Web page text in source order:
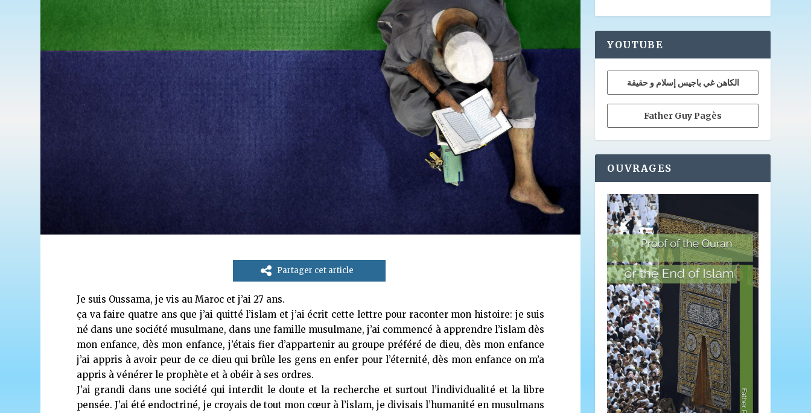
Partager cet article
Je suis Oussama, je vis au Maroc et j’ai 27 ans.
ça va faire quatre ans que j’ai quitté l’islam et j’ai écrit cette lettre pour raconter mon histoire: je suis
né dans une société musulmane, dans une famille musulmane, j’ai commencé à apprendre l’islam dès
mon enfance, dès mon enfance, j’étais fier d’appartenir au groupe préféré de dieu, dès mon enfance
j’ai appris à avoir peur de ce dieu qui brûle les gens en enfer pour l’éternité, dès mon enfance on m’a
appris à vénérer le prophète et à obéir à ses ordres.
J’ai grandi dans une société qui interdit le doute et la recherche et surtout l’individualité et la libre
pensée. J’ai été endoctriné, je croyais de tout mon cœur à l’islam, je divisais l’humanité en musulmans
YOUTUBE
الكاهن غي باجيس إسلام و حقيقة
Father Guy Pagès
OUVRAGES